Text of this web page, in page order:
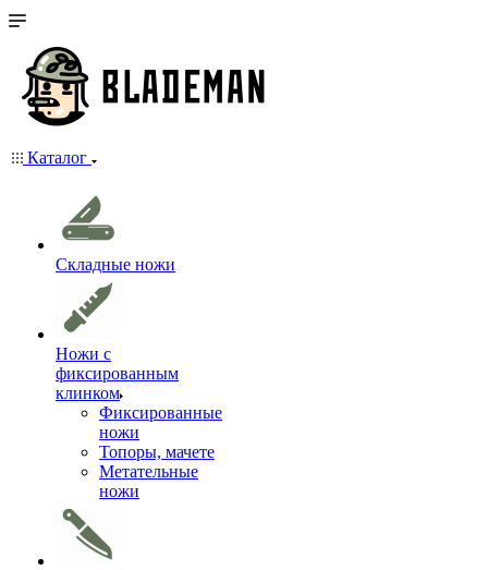
Каталог
Складные ножи
Ножи с
фиксированным
клинком
Фиксированные
ножи
Топоры, мачете
Метательные
ножи